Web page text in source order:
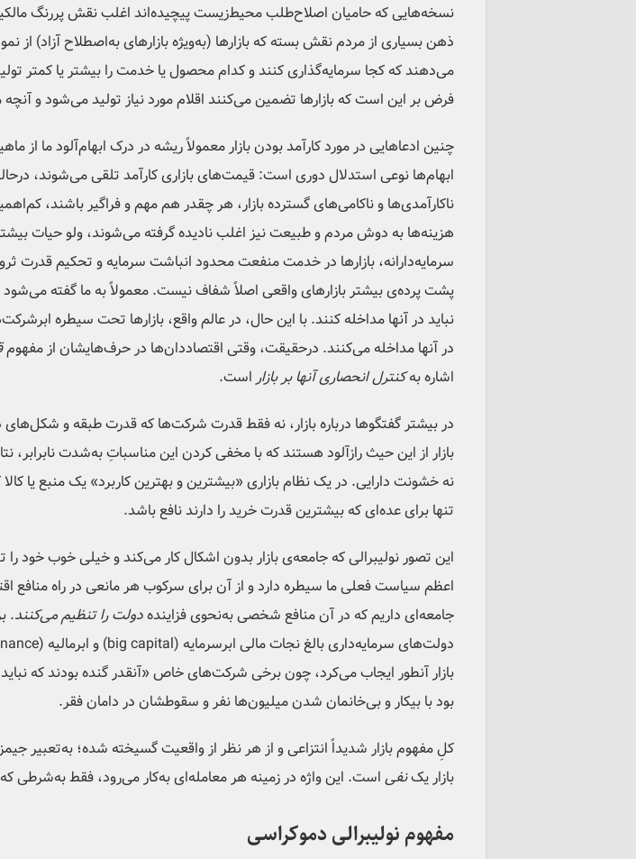
نسخه‌هایی که حامیان اصلاح‌طلب محیط‌زیست پیچیده‌اند اغلب نقش پررنگ
ذهن بسیاری از مردم نقش بسته که بازارها (به‌ویژه بازارهای به‌اصطلاح آزاد)
می‌دهند که کجا سرمایه‌گذاری کنند و کدام محصول یا خدمت را بیشتر یا کمتر
فرض بر این است که بازارها تضمین می‌کنند اقلام مورد نیاز تولید می‌شود و آنچه
چنین ادعاهایی در مورد کارآمد بودن بازار معمولاً ریشه در درک ابهام‌آلود ما از
ابهام‌ها نوعی استدلال دوری است: قیمت‌های بازاری کارآمد تلقی می‌شوند،
ناکارآمدی‌ها و ناکامی‌های گسترده بازار، هر چقدر هم مهم و فراگیر باشند،
هزینه‌ها به دوش مردم و طبیعت نیز اغلب نادیده گرفته می‌شوند، ولو حیات
سرمایه‌دارانه، بازارها در خدمت منفعت محدود انباشت سرمایه و تحکیم قدرت
پشت پرده‌ی بیشتر بازارهای واقعی اصلاً شفاف نیست. معمولاً به ما گفته می‌شود
نباید در آنها مداخله کنند. با این حال، در عالم واقع، بازارها تحت سیطره
در آنها مداخله می‌کنند. درحقیقت، وقتی اقتصاددان‌ها در حرف‌هایشان از مفهوم
اشاره بهکنترل انحصاری آنها بر بازار است.
در بیشتر گفتگوها درباره بازار، نه فقط قدرت شرکت‌ها که قدرت طبقه و شکل‌های
بازار از این حیث رازآلود هستند که با مخفی کردن این مناسباتِ به‌شدت
نه خشونت دارایی. در یک نظام بازاری «بیشترین و بهترین کاربرد» یک منبع یا
تنها برای عده‌ای که بیشترین قدرت خرید را دارند نافع باشد.
این تصور نولیبرالی که جامعه‌ی بازار بدون اشکال کار می‌کند و خیلی خوب
اعظم سیاست فعلی ما سیطره دارد و از آن برای سرکوب هر مانعی در راه منافع
جامعه‌ای داریم که در آن منافع شخصی به‌نحوی فزاینده‌دولت را تنظیم می‌کنند
بازار آنطور ایجاب می‌کرد، چون برخی شرکت‌های خاص «آنقدر گنده بودند که
بود با بیکار و بی‌خانمان شدن میلیون‌ها نفر و سقوطشان در دامان فقر.
کلِ مفهوم بازار شدیداً انتزاعی و از هر نظر از واقعیت گسیخته شده؛ به‌تعبیر
بازار یکنفیاست. این واژه در زمینه هر معامله‌ای به‌کار می‌رود، فقط به‌شرطی
مفهوم نولیبرالی دموکراسی